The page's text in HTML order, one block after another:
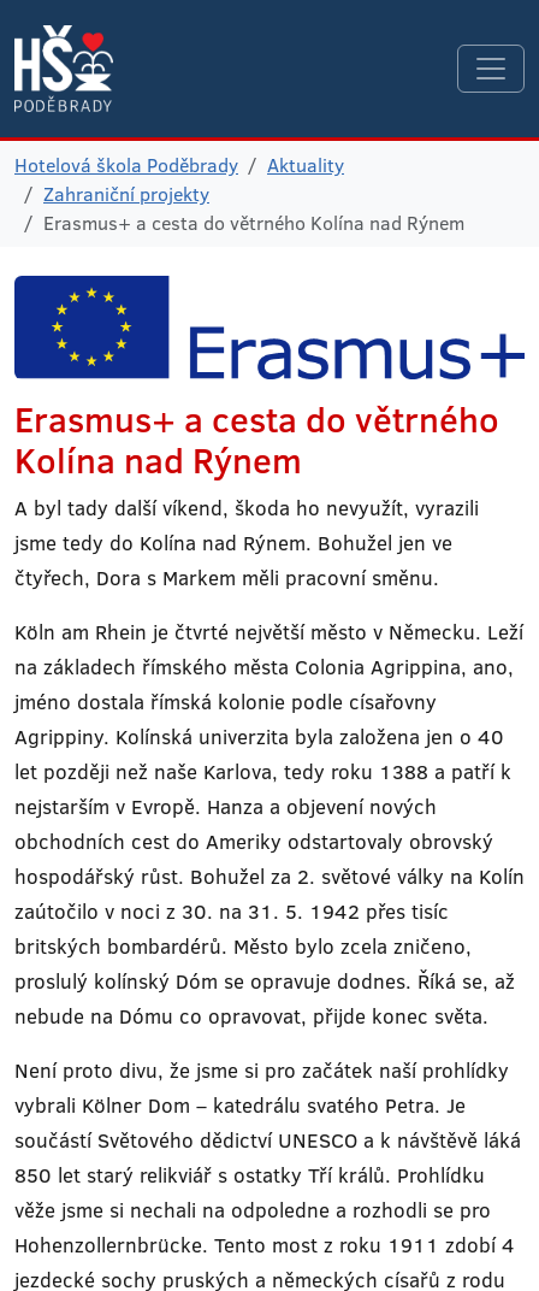
Hotelová škola Poděbrady
Aktuality
Zahraniční projekty
Erasmus+ a cesta do větrného Kolína nad Rýnem
Erasmus+ a cesta do větrného
Kolína nad Rýnem
A byl tady další víkend, škoda ho nevyužít, vyrazili
jsme tedy do Kolína nad Rýnem. Bohužel jen ve
čtyřech, Dora s Markem měli pracovní směnu.
Köln am Rhein je čtvrté největší město v Německu. Leží
na základech římského města Colonia Agrippina, ano,
jméno dostala římská kolonie podle císařovny
Agrippiny. Kolínská univerzita byla založena jen o 40
let později než naše Karlova, tedy roku 1388 a patří k
nejstarším v Evropě. Hanza a objevení nových
obchodních cest do Ameriky odstartovaly obrovský
hospodářský růst. Bohužel za 2. světové války na Kolín
zaútočilo v noci z 30. na 31. 5. 1942 přes tisíc
britských bombardérů. Město bylo zcela zničeno,
proslulý kolínský Dóm se opravuje dodnes. Říká se, až
nebude na Dómu co opravovat, přijde konec světa.
Není proto divu, že jsme si pro začátek naší prohlídky
vybrali Kölner Dom – katedrálu svatého Petra. Je
součástí Světového dědictví UNESCO a k návštěvě láká
850 let starý relikviář s ostatky Tří králů. Prohlídku
věže jsme si nechali na odpoledne a rozhodli se pro
Hohenzollernbrücke. Tento most z roku 1911 zdobí 4
jezdecké sochy pruských a německých císařů z rodu